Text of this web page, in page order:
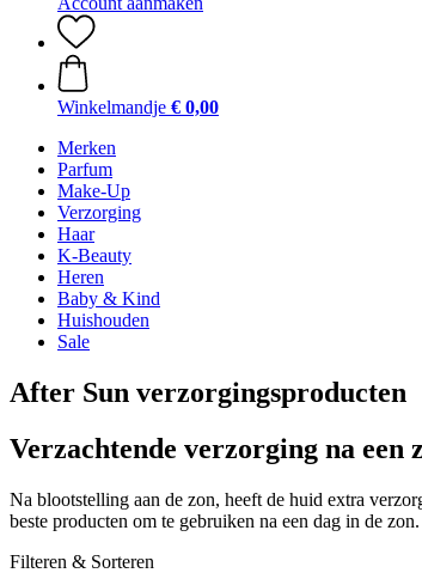
Winkelmandje € 0,00
Merken
Parfum
Make-Up
Verzorging
Haar
K-Beauty
Heren
Baby & Kind
Huishouden
Sale
After Sun verzorgingsproducten
Verzachtende verzorging na een
Na blootstelling aan de zon, heeft de huid extra
beste producten om te gebruiken na een dag in de zon.
Filteren & Sorteren